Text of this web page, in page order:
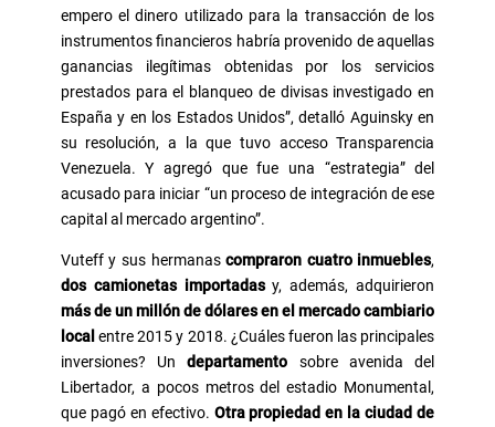
empero el dinero utilizado para la transacción de los
instrumentos financieros habría provenido de aquellas
ganancias ilegítimas obtenidas por los servicios
prestados para el blanqueo de divisas investigado en
España y en los Estados Unidos”, detalló Aguinsky en
su resolución, a la que tuvo acceso Transparencia
Venezuela. Y agregó que fue una “estrategia” del
acusado para iniciar “un proceso de integración de ese
capital al mercado argentino”.
Vuteff y sus hermanascompraron cuatro inmuebles,
dos camionetas importadasy, además, adquirieron
más de un millón de dólares en el mercado cambiario
local entre 2015 y 2018. ¿Cuáles fueron las principales
inversiones? Undepartamento sobre avenida del
Libertador, a pocos metros del estadio Monumental,
que pagó en efectivo. Otra propiedad en la ciudad de